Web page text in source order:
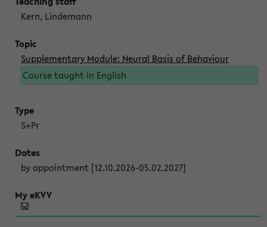
Kern, Lindemann
Supplementary Module: Neural Basis of Behaviour
Course taught in English
S+Pr
by appointment [12.10.2026-05.02.2027]